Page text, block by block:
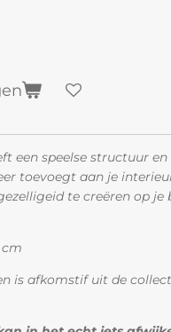
een speelse structuur
toevoegt aan je
te creëren op je
is afkomstif uit de